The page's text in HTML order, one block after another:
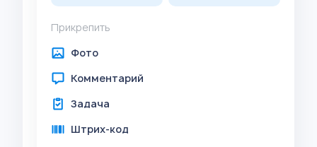
Прикрепить
Фото
Комментарий
Задача
Штрих-код